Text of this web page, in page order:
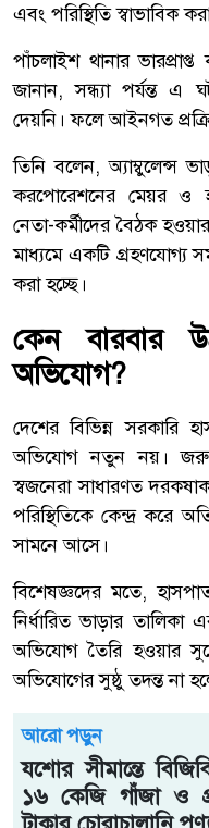
এবং পরিস্থিতি স্বাভাবিক
পাঁচলাইশ থানার
জানান, সন্ধ্যা পর্যন্ত
দেয়নি। ফলে আইনগত
তিনি বলেন, অ্যাম্বুলেন্স
করপোরেশনের মেয়র ও
নেতা-কর্মীদের বৈঠক
মাধ্যমে একটি গ্রহণযোগ্য
করা হচ্ছে।
কেন বারবার
অভিযোগ?
দেশের বিভিন্ন সরকারি
অভিযোগ নতুন নয়।
স্বজনেরা সাধারণত
পরিস্থিতিকে কেন্দ্র করে
সামনে আসে।
বিশেষজ্ঞদের মতে,
নির্ধারিত ভাড়ার
অভিযোগ তৈরি হওয়ার
অভিযোগের সুষ্ঠু তদন্ত না
আরো পড়ুন
যশোর সীমান্তে
১৬ কেজি গাঁজা ও